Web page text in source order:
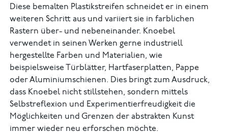
Diese bemalten Plastikstreifen schneidet er in einem
weiteren Schritt aus und variiert sie in farblichen
Rastern über- und nebeneinander. Knoebel
verwendet in seinen Werken gerne industriell
hergestellte Farben und Materialien, wie
beispielsweise Türblätter, Hartfaserplatten, Pappe
oder Aluminiumschienen. Dies bringt zum Ausdruck,
dass Knoebel nicht stillstehen, sondern mittels
Selbstreflexion und Experimentierfreudigkeit die
Möglichkeiten und Grenzen der abstrakten Kunst
immer wieder neu erforschen möchte.